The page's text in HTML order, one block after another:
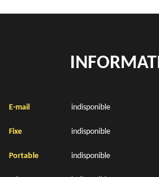
E-mail indisponible
Fixe indisponible
Portable indisponible